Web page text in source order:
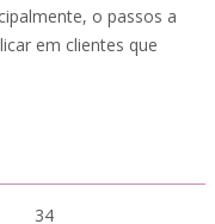
o passos a
em clientes que
34